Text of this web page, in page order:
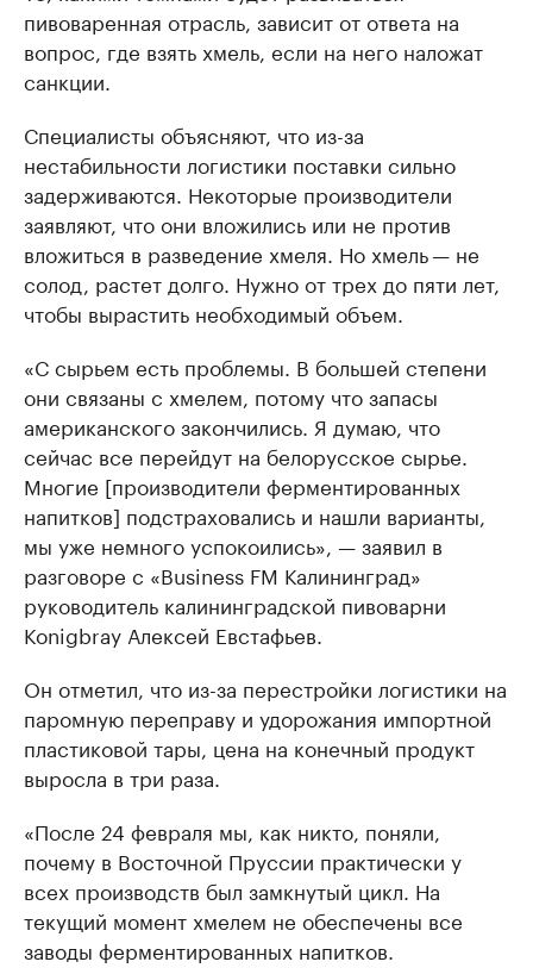
пивоваренная отрасль, зависит от ответа на
вопрос, где взять хмель, если на него наложат
санкции.
Специалисты объясняют, что из-за
нестабильности логистики поставки сильно
задерживаются. Некоторые производители
заявляют, что они вложились или не против
вложиться в разведение хмеля. Но хмель — не
солод, растет долго. Нужно от трех до пяти лет,
чтобы вырастить необходимый объем.
«С сырьем есть проблемы. В большей степени
они связаны с хмелем, потому что запасы
американского закончились. Я думаю, что
сейчас все перейдут на белорусское сырье.
Многие [производители ферментированных
напитков] подстраховались и нашли варианты,
мы уже немного успокоились», — заявил в
разговоре с «Business FM Калининград»
руководитель калининградской пивоварни
Konigbray Алексей Евстафьев.
Он отметил, что из-за перестройки логистики на
паромную переправу и удорожания импортной
пластиковой тары, цена на конечный продукт
выросла в три раза.
«После 24 февраля мы, как никто, поняли,
почему в Восточной Пруссии практически у
всех производств был замкнутый цикл. На
текущий момент хмелем не обеспечены все
заводы ферментированных напитков.